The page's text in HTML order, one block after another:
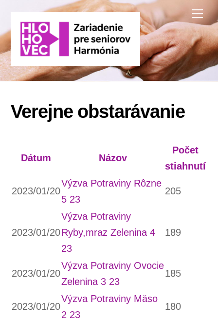
content
Verejne obstarávanie
Dátum Názov
Počet
stiahnutí
2023/01/20
Výzva Potraviny Rôzne
5 23
205
2023/01/20
Výzva Potraviny
Ryby,mraz Zelenina 4
23
189
2023/01/20
Výzva Potraviny Ovocie
Zelenina 3 23
185
2023/01/20
Výzva Potraviny Mäso
2 23
180